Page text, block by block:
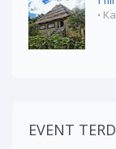
EVENT